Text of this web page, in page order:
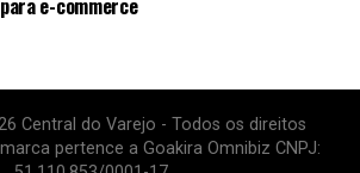
Central do Varejo - Todos os direitos
pertence a Goakira Omnibiz CNPJ: